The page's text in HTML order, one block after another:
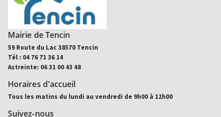
Mairie de Tencin
59 Route du Lac 38570 Tencin
Tél : 04 76 71 36 14
Astreinte: 06 31 00 43 48
Horaires d'accueil
Tous les matins du lundi au vendredi de 9h00 à 12h00
Suivez-nous